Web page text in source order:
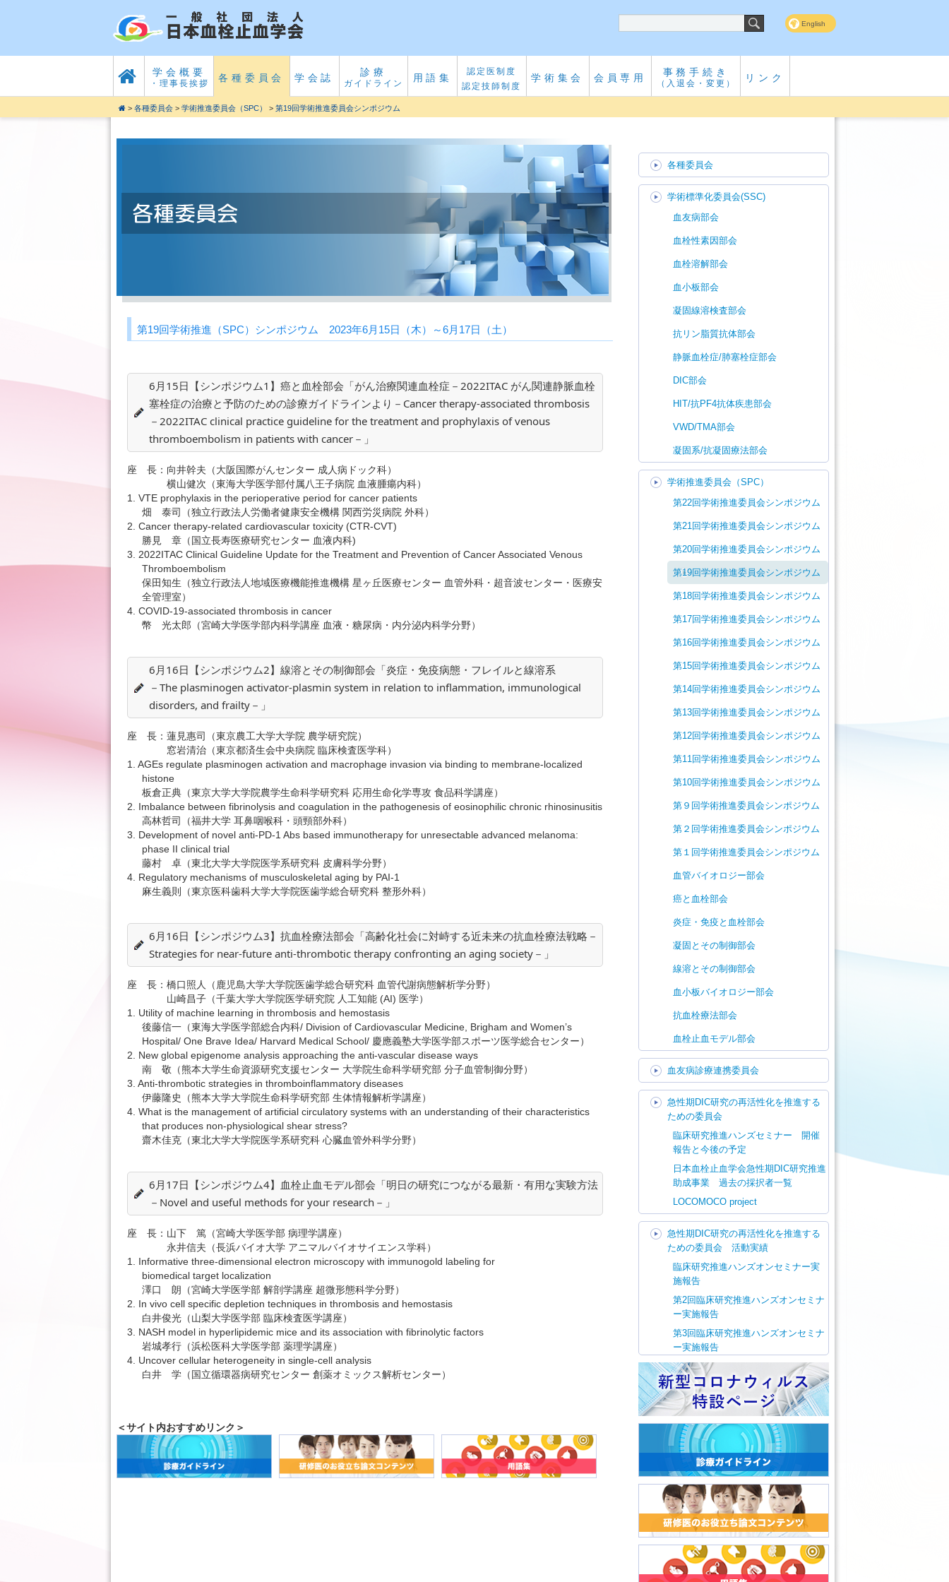
English
学会概要
・理事長挨拶 各種委員会 学会誌 診療
ガイドライン 用語集
認定医制度
認定技師制度
学術集会 会員専用 事務手続き
（入退会・変更） リンク
> 各種委員会 > 学術推進委員会（SPC） > 第19回学術推進委員会シンポジウム
第19回学術推進（SPC）シンポジウム 2023年6月15日（木）～6月17日（土）
6月15日【シンポジウム1】癌と血栓部会「がん治療関連血栓症－2022ITAC がん関連静脈血栓
塞栓症の治療と予防のための診療ガイドラインより－Cancer therapy-associated thrombosis
－2022ITAC clinical practice guideline for the treatment and prophylaxis of venous
thromboembolism in patients with cancer－」
座 長：向井幹夫（大阪国際がんセンター 成人病ドック科）
横山健次（東海大学医学部付属八王子病院 血液腫瘍内科）
1. VTE prophylaxis in the perioperative period for cancer patients
畑 泰司（独立行政法人労働者健康安全機構 関西労災病院 外科）
2. Cancer therapy-related cardiovascular toxicity (CTR-CVT)
勝見 章（国立長寿医療研究センター 血液内科)
3. 2022ITAC Clinical Guideline Update for the Treatment and Prevention of Cancer Associated Venous
Thromboembolism
保田知生（独立行政法人地域医療機能推進機構 星ヶ丘医療センター 血管外科・超音波センター・医療安
全管理室）
4. COVID-19-associated thrombosis in cancer
幣 光太郎（宮崎大学医学部内科学講座 血液・糖尿病・内分泌内科学分野）
6月16日【シンポジウム2】線溶とその制御部会「炎症・免疫病態・フレイルと線溶系
－The plasminogen activator-plasmin system in relation to inflammation, immunological
disorders, and frailty－」
座 長：蓮見惠司（東京農工大学大学院 農学研究院）
窓岩清治（東京都済生会中央病院 臨床検査医学科）
1. AGEs regulate plasminogen activation and macrophage invasion via binding to membrane-localized
histone
板倉正典（東京大学大学院農学生命科学研究科 応用生命化学専攻 食品科学講座）
2. Imbalance between fibrinolysis and coagulation in the pathogenesis of eosinophilic chronic rhinosinusitis
高林哲司（福井大学 耳鼻咽喉科・頭頸部外科）
3. Development of novel anti-PD-1 Abs based immunotherapy for unresectable advanced melanoma:
phase II clinical trial
藤村 卓（東北大学大学院医学系研究科 皮膚科学分野）
4. Regulatory mechanisms of musculoskeletal aging by PAI-1
麻生義則（東京医科歯科大学大学院医歯学総合研究科 整形外科）
6月16日【シンポジウム3】抗血栓療法部会「高齢化社会に対峙する近未来の抗血栓療法戦略－
Strategies for near-future anti-thrombotic therapy confronting an aging society－」
座 長：橋口照人（鹿児島大学大学院医歯学総合研究科 血管代謝病態解析学分野）
山崎昌子（千葉大学大学院医学研究院 人工知能 (AI) 医学）
1. Utility of machine learning in thrombosis and hemostasis
後藤信一（東海大学医学部総合内科/ Division of Cardiovascular Medicine, Brigham and Women’s
Hospital/ One Brave Idea/ Harvard Medical School/ 慶應義塾大学医学部スポーツ医学総合センター）
2. New global epigenome analysis approaching the anti-vascular disease ways
南 敬（熊本大学生命資源研究支援センター 大学院生命科学研究部 分子血管制御分野）
3. Anti-thrombotic strategies in thromboinflammatory diseases
伊藤隆史（熊本大学大学院生命科学研究部 生体情報解析学講座）
4. What is the management of artificial circulatory systems with an understanding of their characteristics
that produces non-physiological shear stress?
齋木佳克（東北大学大学院医学系研究科 心臓血管外科学分野）
6月17日【シンポジウム4】血栓止血モデル部会「明日の研究につながる最新・有用な実験方法
－Novel and useful methods for your research－」
座 長：山下 篤（宮崎大学医学部 病理学講座）
永井信夫（長浜バイオ大学 アニマルバイオサイエンス学科）
1. Informative three-dimensional electron microscopy with immunogold labeling for
biomedical target localization
澤口 朗（宮崎大学医学部 解剖学講座 超微形態科学分野）
2. In vivo cell specific depletion techniques in thrombosis and hemostasis
白井俊光（山梨大学医学部 臨床検査医学講座）
3. NASH model in hyperlipidemic mice and its association with fibrinolytic factors
岩城孝行（浜松医科大学医学部 薬理学講座）
4. Uncover cellular heterogeneity in single-cell analysis
白井 学（国立循環器病研究センター 創薬オミックス解析センター）
＜サイト内おすすめリンク＞
各種委員会
学術標準化委員会(SSC)
血友病部会
血栓性素因部会
血栓溶解部会
血小板部会
凝固線溶検査部会
抗リン脂質抗体部会
静脈血栓症/肺塞栓症部会
DIC部会
HIT/抗PF4抗体疾患部会
VWD/TMA部会
凝固系/抗凝固療法部会
学術推進委員会（SPC）
第22回学術推進委員会シンポジウム
第21回学術推進委員会シンポジウム
第20回学術推進委員会シンポジウム
第19回学術推進委員会シンポジウム
第18回学術推進委員会シンポジウム
第17回学術推進委員会シンポジウム
第16回学術推進委員会シンポジウム
第15回学術推進委員会シンポジウム
第14回学術推進委員会シンポジウム
第13回学術推進委員会シンポジウム
第12回学術推進委員会シンポジウム
第11回学術推進委員会シンポジウム
第10回学術推進委員会シンポジウム
第９回学術推進委員会シンポジウム
第２回学術推進委員会シンポジウム
第１回学術推進委員会シンポジウム
血管バイオロジー部会
癌と血栓部会
炎症・免疫と血栓部会
凝固とその制御部会
線溶とその制御部会
血小板バイオロジー部会
抗血栓療法部会
血栓止血モデル部会
血友病診療連携委員会
急性期DIC研究の再活性化を推進する
ための委員会
臨床研究推進ハンズセミナー 開催
報告と今後の予定
日本血栓止血学会急性期DIC研究推進
助成事業 過去の採択者一覧
LOCOMOCO project
急性期DIC研究の再活性化を推進する
ための委員会 活動実績
臨床研究推進ハンズオンセミナー実
施報告
第2回臨床研究推進ハンズオンセミナ
ー実施報告
第3回臨床研究推進ハンズオンセミナ
ー実施報告